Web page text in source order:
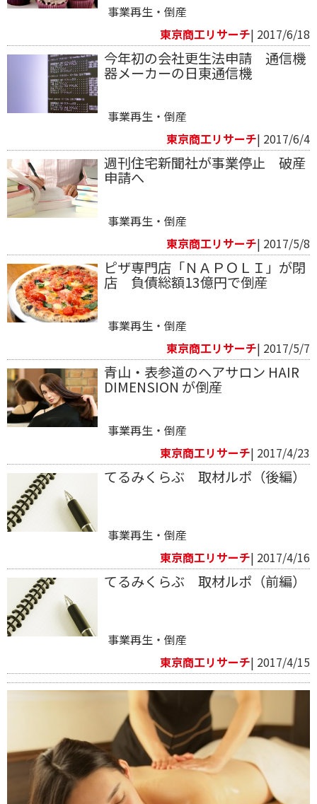
事業再生・倒産
東京商工リサーチ| 2017/6/18
今年初の会社更生法申請 通信機
器メーカーの日東通信機
事業再生・倒産
東京商工リサーチ| 2017/6/4
週刊住宅新聞社が事業停止 破産
申請へ
事業再生・倒産
東京商工リサーチ| 2017/5/8
ピザ専門店「ＮＡＰＯＬＩ」が閉
店 負債総額13億円で倒産
事業再生・倒産
東京商工リサーチ| 2017/5/7
青山・表参道のヘアサロン HAIR
DIMENSION が倒産
事業再生・倒産
東京商工リサーチ| 2017/4/23
てるみくらぶ 取材ルポ（後編）
事業再生・倒産
東京商工リサーチ| 2017/4/16
てるみくらぶ 取材ルポ（前編）
事業再生・倒産
東京商工リサーチ| 2017/4/15